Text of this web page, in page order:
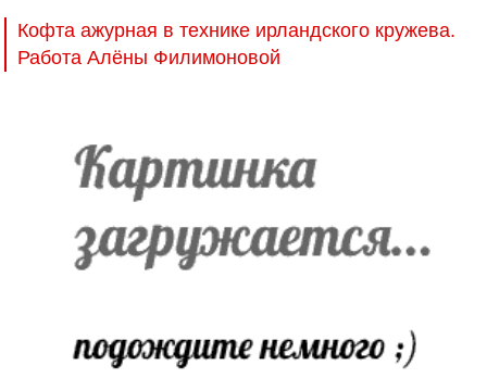
Кофта ажурная в технике ирландского кружева.
Работа Алёны Филимоновой